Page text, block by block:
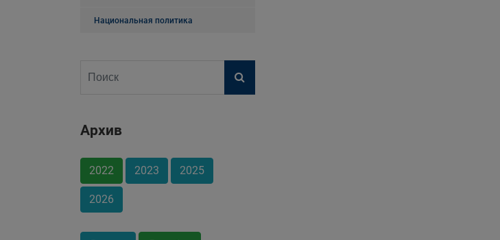
Национальная политика
Архив
2022 2023 2025
2026